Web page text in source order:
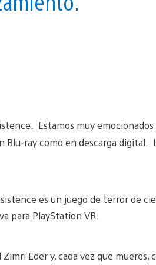
Estamos muy
ray como en descarga digital.
es un juego de terror de
para PlayStation VR.
Eder y, cada vez que mueres,